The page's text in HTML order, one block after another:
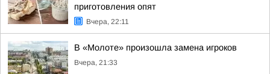
приготовления опят
Вчера, 22:11
В «Молоте» произошла замена игроков
Вчера, 21:33